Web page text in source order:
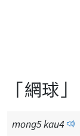
「網球」
mong5kau4